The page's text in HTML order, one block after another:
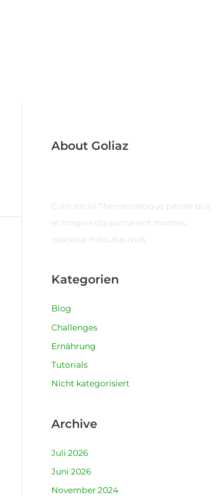
About Goliaz
Cum sociis Theme natoque penati bus
et magnis dis parturient montes,
nascetur ridiculus mus.
Kategorien
Blog
Challenges
Ernährung
Tutorials
Nicht kategorisiert
Archive
Juli 2026
Juni 2026
November 2024